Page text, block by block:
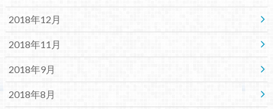
2018年12月
2018年11月
2018年9月
2018年8月